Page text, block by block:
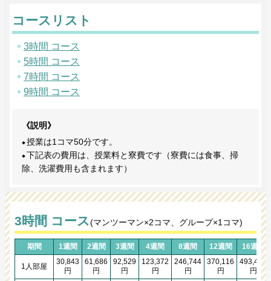
コースリスト
3時間 コース
5時間 コース
7時間 コース
9時間 コース
《説明》
授業は1コマ50分です。
下記表の費用は、授業料と寮費です（寮費には食事、掃
除、洗濯費用も含まれます）
3時間 コース(マンツーマン×2コマ、グループ×1コマ)
期間 1週間 2週間 3週間 4週間 8週間 12週間 16週間
1人部屋
30,843
円
61,686
円
92,529
円
123,372
円
246,744
円
370,116
円
493,488
円